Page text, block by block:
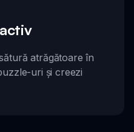
atrăgătoare în
uri și creezi